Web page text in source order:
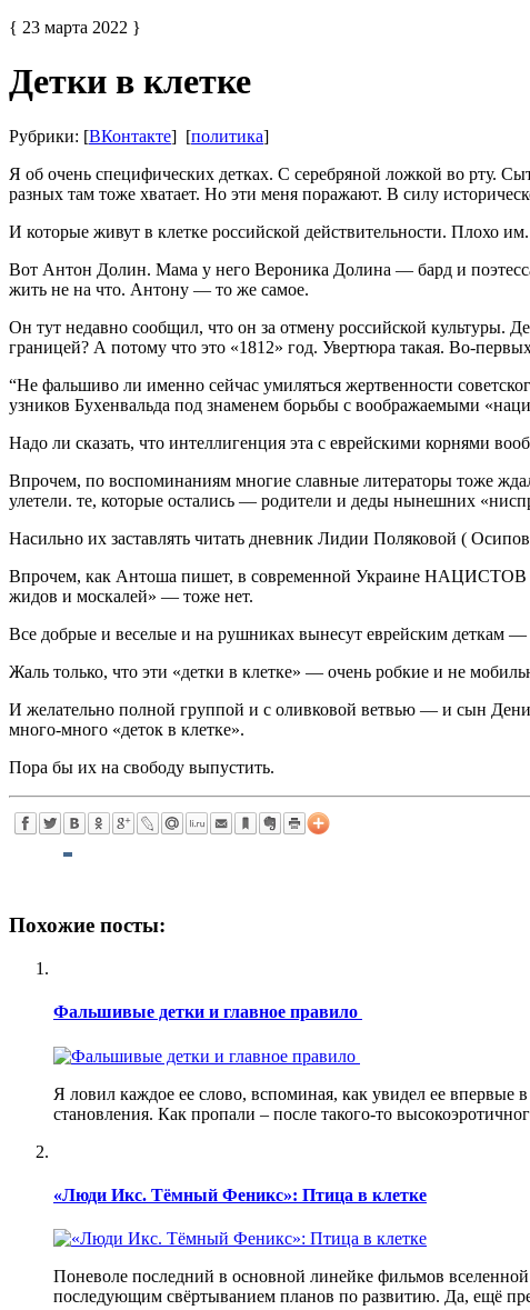
{ 23 марта 2022 }
Детки в клетке
Рубрики: [ВКонтакте] [политика]
Я об очень специфических детках. С серебряной ложкой во рту.
разных там тоже хватает. Но эти меня поражают. В силу
И которые живут в клетке российской действительности. Плохо им.
Вот Антон Долин. Мама у него Вероника Долина — бард и
жить не на что. Антону — то же самое.
Он тут недавно сообщил, что он за отмену российской культуры.
границей? А потому что это «1812» год. Увертюра такая. Во-
“Не фальшиво ли именно сейчас умиляться жертвенности
узников Бухенвальда под знаменем борьбы с воображаемыми
Надо ли сказать, что интеллигенция эта с еврейскими корнями
Впрочем, по воспоминаниям многие славные литераторы тоже
улетели. те, которые остались — родители и деды нынешних
Насильно их заставлять читать дневник Лидии Поляковой (
Впрочем, как Антоша пишет, в современной Украине НАЦИСТОВ
жидов и москалей» — тоже нет.
Все добрые и веселые и на рушниках вынесут еврейским деткам —
Жаль только, что эти «детки в клетке» — очень робкие и не
И желательно полной группой и с оливковой ветвью — и сын
много-много «деток в клетке».
Пора бы их на свободу выпустить.
Похожие посты:
Фальшивые детки и главное правило
Я ловил каждое ее слово, вспоминая, как увидел ее впервые
становления. Как пропали – после такого-то
«Люди Икс. Тёмный Феникс»: Птица в клетке
Поневоле последний в основной линейке фильмов
последующим свёртыванием планов по развитию. Да, ещё